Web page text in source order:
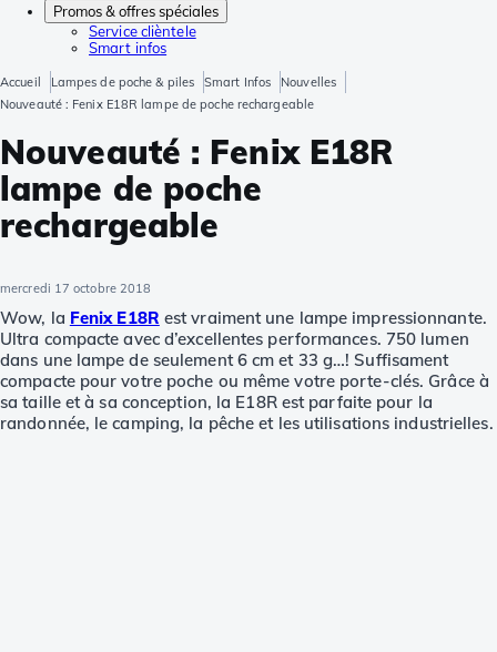
Promos & offres spéciales
Service clièntele
Smart infos
Accueil Lampes de poche & piles Smart Infos
Nouvelles
Nouveauté : Fenix E18R lampe de poche rechargeable
Nouveauté : Fenix E18R
lampe de poche
rechargeable
mercredi 17 octobre 2018
Wow, la Fenix E18R est vraiment une lampe impressionnante.
Ultra compacte avec d’excellentes performances. 750 lumen
dans une lampe de seulement 6 cm et 33 g…! Suffisament
compacte pour votre poche ou même votre porte-clés. Grâce à
sa taille et à sa conception, la E18R est parfaite pour la
randonnée, le camping, la pêche et les utilisations industrielles.